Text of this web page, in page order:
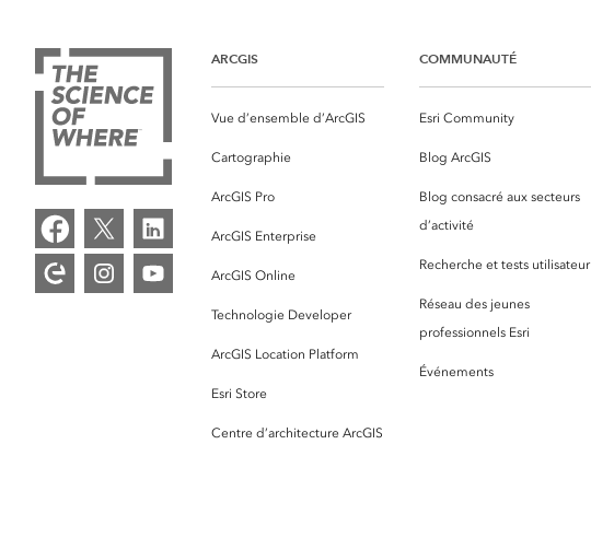
ARCGIS
Vue d’ensemble d’ArcGIS
Cartographie
ArcGIS Pro
ArcGIS Enterprise
ArcGIS Online
Technologie Developer
ArcGIS Location Platform
Esri Store
Centre d’architecture ArcGIS
COMMUNAUTÉ
Esri Community
Blog ArcGIS
Blog consacré aux secteurs
d’activité
Recherche et tests utilisateur
Réseau des jeunes
professionnels Esri
Événements